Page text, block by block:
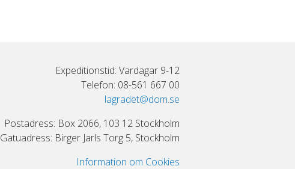
Expeditionstid: Vardagar 9-12
Telefon: 08-561 667 00
lagradet@dom.se
Postadress: Box 2066, 103 12 Stockholm
Gatuadress: Birger Jarls Torg 5, Stockholm
Information om Cookies